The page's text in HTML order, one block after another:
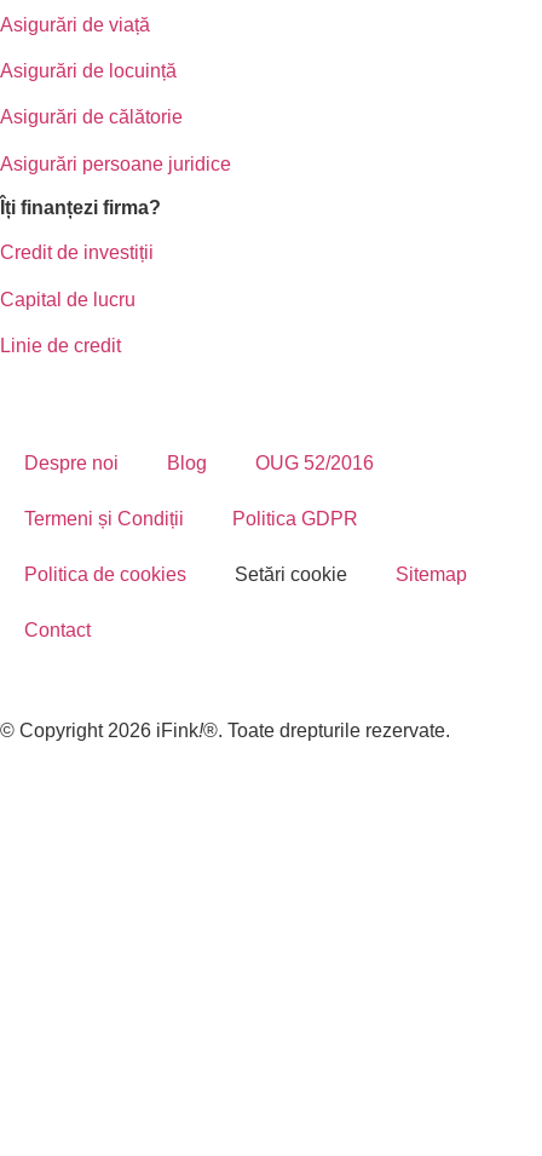
Asigurări de viață
Asigurări de locuință
Asigurări de călătorie
Asigurări persoane juridice
Îți finanțezi firma?
Credit de investiții
Capital de lucru
Linie de credit
Despre noi Blog OUG 52/2016
Termeni și Condiții Politica GDPR
Politica de cookies Setări cookie Sitemap
Contact
© Copyright 2026 iFink!®. Toate drepturile rezervate.